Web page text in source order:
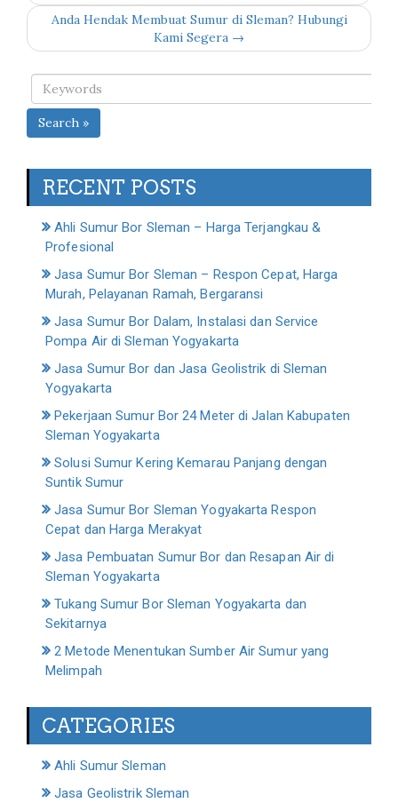
Anda Hendak Membuat Sumur di Sleman? Hubungi
Kami Segera →
Search »
RECENT POSTS
Ahli Sumur Bor Sleman – Harga Terjangkau &
Profesional
Jasa Sumur Bor Sleman – Respon Cepat, Harga
Murah, Pelayanan Ramah, Bergaransi
Jasa Sumur Bor Dalam, Instalasi dan Service
Pompa Air di Sleman Yogyakarta
Jasa Sumur Bor dan Jasa Geolistrik di Sleman
Yogyakarta
Pekerjaan Sumur Bor 24 Meter di Jalan Kabupaten
Sleman Yogyakarta
Solusi Sumur Kering Kemarau Panjang dengan
Suntik Sumur
Jasa Sumur Bor Sleman Yogyakarta Respon
Cepat dan Harga Merakyat
Jasa Pembuatan Sumur Bor dan Resapan Air di
Sleman Yogyakarta
Tukang Sumur Bor Sleman Yogyakarta dan
Sekitarnya
2 Metode Menentukan Sumber Air Sumur yang
Melimpah
CATEGORIES
Ahli Sumur Sleman
Jasa Geolistrik Sleman